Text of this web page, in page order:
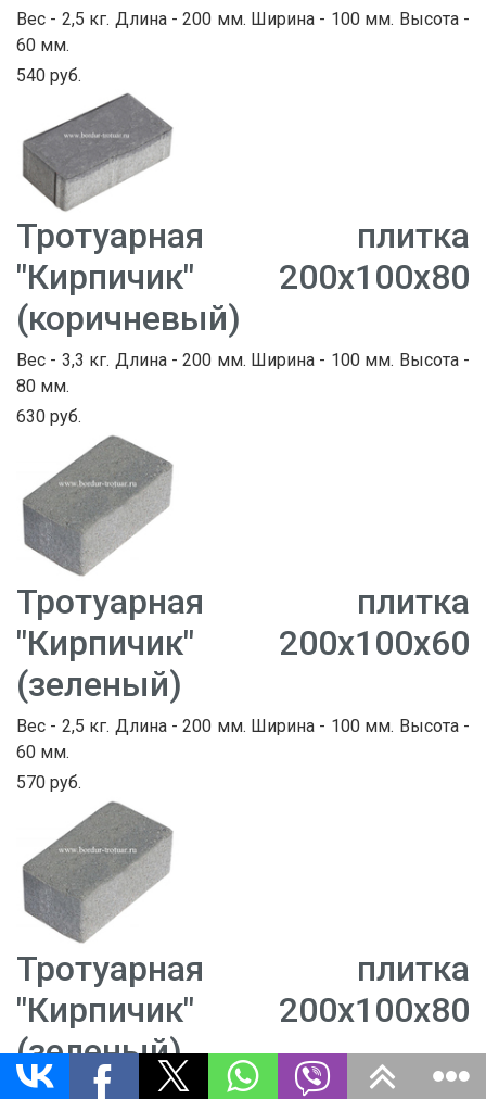
Вес - 2,5 кг. Длина - 200 мм. Ширина - 100 мм. Высота -
60 мм.
540 руб.
Тротуарная плитка
"Кирпичик" 200х100х80
(коричневый)
Вес - 3,3 кг. Длина - 200 мм. Ширина - 100 мм. Высота -
80 мм.
630 руб.
Тротуарная плитка
"Кирпичик" 200х100х60
(зеленый)
Вес - 2,5 кг. Длина - 200 мм. Ширина - 100 мм. Высота -
60 мм.
570 руб.
Тротуарная плитка
"Кирпичик" 200х100х80
(зеленый)
Вес - 3,3 кг. Длина - 200 мм. Ширина - 100 мм. Высота -